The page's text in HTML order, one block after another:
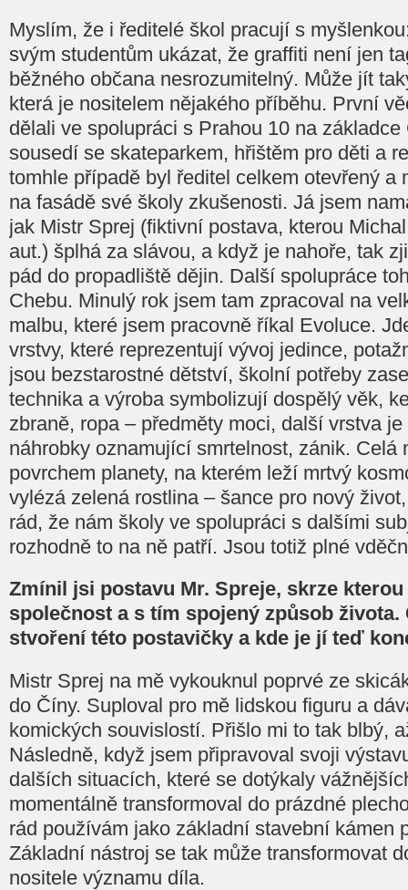
Myslím, že i ředitelé škol pracují s
svým studentům ukázat, že graffiti není jen
běžného občana nesrozumitelný. Může jít
která je nositelem nějakého příběhu. První
dělali ve spolupráci s Prahou 10 na
sousedí se skateparkem, hřištěm pro děti a
tomhle případě byl ředitel celkem otevřený a
na fasádě své školy zkušenosti. Já jsem
jak Mistr Sprej (fiktivní postava, kterou
aut.) šplhá za slávou, a když je nahoře, tak
pád do propadliště dějin. Další spolupráce
Chebu. Minulý rok jsem tam zpracoval na
malbu, které jsem pracovně říkal Evoluce.
vrstvy, které reprezentují vývoj jedince,
jsou bezstarostné dětství, školní potřeby
technika a výroba symbolizují dospělý věk,
zbraně, ropa – předměty moci, další vrstva
náhrobky oznamující smrtelnost, zánik. Celá
povrchem planety, na kterém leží mrtvý
vylézá zelená rostlina – šance pro nový
rád, že nám školy ve spolupráci s dalšími
rozhodně to na ně patří. Jsou totiž plné
Zmínil jsi postavu Mr. Spreje, skrze
společnost a s tím spojený způsob života.
stvoření této postavičky a kde je jí teď
Mistr Sprej na mě vykouknul poprvé ze
do Číny. Suploval pro mě lidskou figuru a
komických souvislostí. Přišlo mi to tak blbý,
Následně, když jsem připravoval svoji
dalších situacích, které se dotýkaly
momentálně transformoval do prázdné
rád používám jako základní stavební kámen
Základní nástroj se tak může transformovat
nositele významu díla.